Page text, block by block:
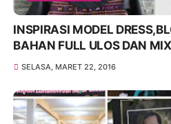
INSPIRASI MODEL
BAHAN FULL ULOS DAN
SELASA, MARET 22, 2016